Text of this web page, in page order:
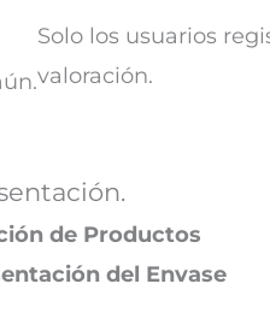
Solo los usuarios
valoración.
de Productos
del Envase